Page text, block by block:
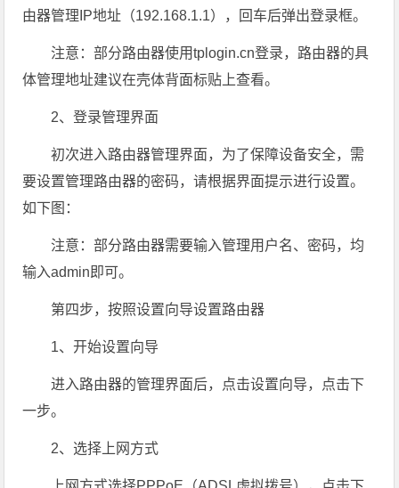
由器管理IP地址（192.168.1.1），回车后弹出登录框。
注意：部分路由器使用tplogin.cn登录，路由器的具
体管理地址建议在壳体背面标贴上查看。
2、登录管理界面
初次进入路由器管理界面，为了保障设备安全，需
要设置管理路由器的密码，请根据界面提示进行设置。
如下图：
注意：部分路由器需要输入管理用户名、密码，均
输入admin即可。
第四步，按照设置向导设置路由器
1、开始设置向导
进入路由器的管理界面后，点击设置向导，点击下
一步。
2、选择上网方式